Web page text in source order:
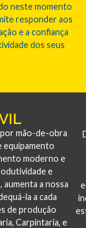
neste momento
responder aos
e a confiança
dos seus
mão-de-obra
equipamento
moderno e
e
a nossa
la a cada
de produção
Carpintaria, e